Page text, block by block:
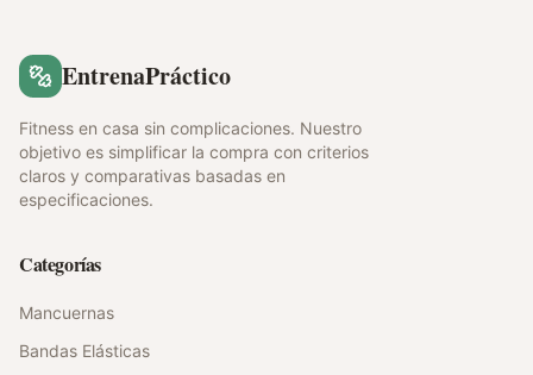
EntrenaPráctico
Fitness en casa sin complicaciones. Nuestro
objetivo es simplificar la compra con criterios
claros y comparativas basadas en
especificaciones.
Categorías
Mancuernas
Bandas Elásticas